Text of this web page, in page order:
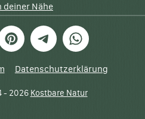
Nähe
PinterestTelegramWhatsApp
Datenschutzerklärung
- 2026 Kostbare Natur